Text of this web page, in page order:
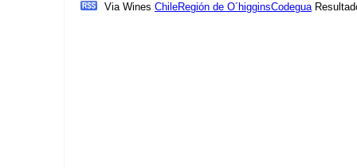
Via Wines ChileRegión de O´higginsCodegua